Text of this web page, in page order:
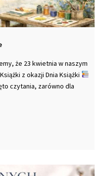
że 23 kwietnia w naszym
z okazji Dnia Książki
czytania, zarówno dla